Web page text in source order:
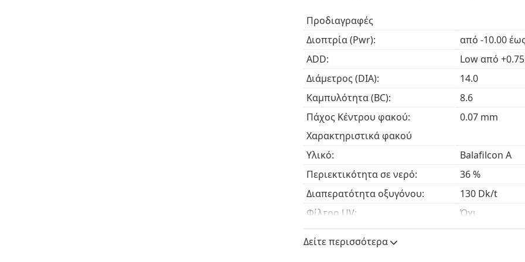
Σε ποιους απευθύνονται οι
Όσοι πάσχουν από πρεσβυωπία και
επηρεάζεται η όρασή τους από μακριά.
Όσοι προτιμούν να φορούν φακούς επαφής
Όσοι επιθυμούν την ευελιξία τωνφακών
αντικατάσταση.
Συχνές ερωτήσεις
Πόσο καιρό μπορείτε να φοράτε τους
Μπορείτε να κοιμηθείτε φορώντας τους
Προδιαγραφές
Διοπτρία (Pwr):
από -10.00
ADD:
Low από
Διάμετρος (DIA):
14.0
Καμπυλότητα (BC):
8.6
Πάχος Κέντρου φακού:
0.07 mm
Χαρακτηριστικά φακού
Υλικό:
Balafilcon A
Περιεκτικότητα σε νερό:
36 %
Διαπερατότητα οξυγόνου:
130 Dk/t
Φίλτρο UV:
Όχι
Σιλικόνη-Υδρογέλη:
Ναι
Δείτε περισσότερα